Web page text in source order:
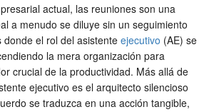
actual, las reuniones son una
a menudo se diluye sin un seguimiento
el rol del asistente ejecutivo (AE) se
la mera organización para
crucial de la productividad. Más allá de
ejecutivo es el arquitecto silencioso
se traduzca en una acción tangible,